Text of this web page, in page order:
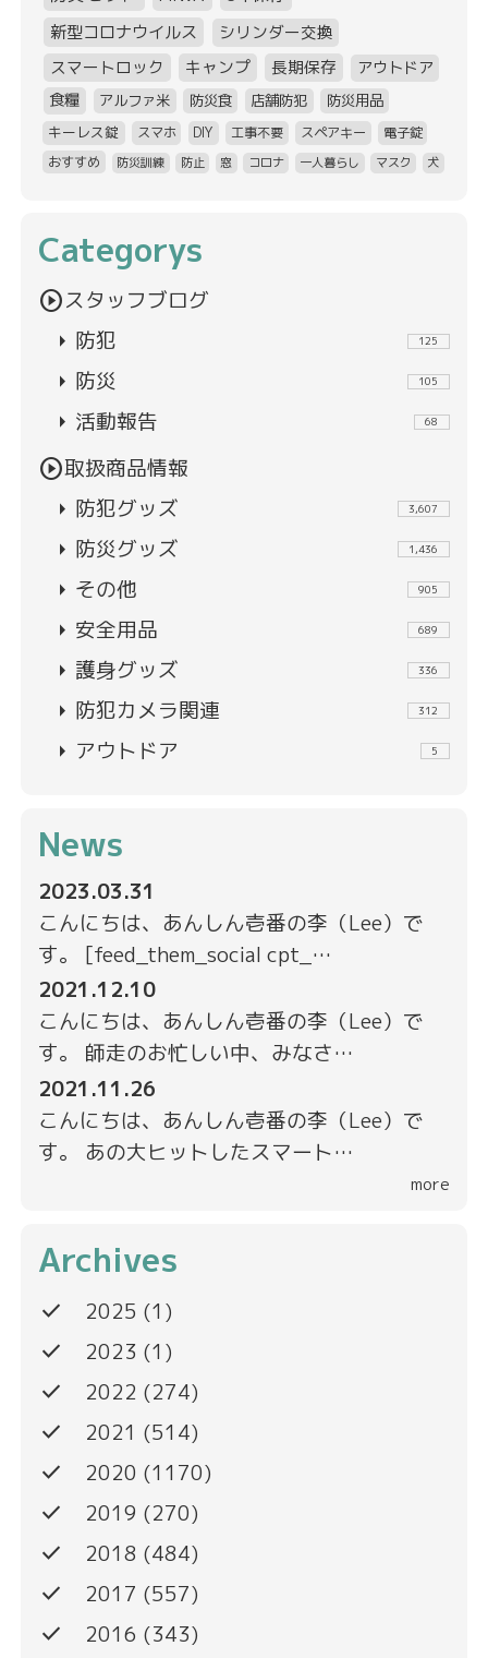
新型コロナウイルス
シリンダー交換
スマートロック
キャンプ 長期保存
アウトドア
食糧
アルファ米 防災食 店舗防犯 防災用品
キーレス錠 スマホ DIY 工事不要 スペアキー
電子錠
おすすめ
防災訓練 防止 窓 コロナ 一人暮らし マスク 犬
Categorys
play_circleスタッフブログ
arrow_right 防犯 125
arrow_right 防災 105
arrow_right 活動報告 68
play_circle取扱商品情報
arrow_right 防犯グッズ 3,607
arrow_right 防災グッズ 1,436
arrow_right その他 905
arrow_right 安全用品 689
arrow_right 護身グッズ 336
arrow_right 防犯カメラ関連 312
arrow_right アウトドア 5
News
2023.03.31
こんにちは、あんしん壱番の李（Lee）で
す。 [feed_them_social cpt_…
2021.12.10
こんにちは、あんしん壱番の李（Lee）で
す。 師走のお忙しい中、みなさ…
2021.11.26
こんにちは、あんしん壱番の李（Lee）で
す。 あの大ヒットしたスマート…
more
Archives
done 2025 (1)
done 2023 (1)
done 2022 (274)
done 2021 (514)
done 2020 (1170)
done 2019 (270)
done 2018 (484)
done 2017 (557)
done 2016 (343)